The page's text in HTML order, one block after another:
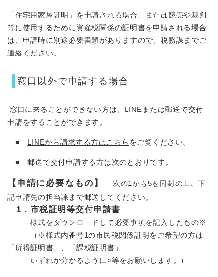
「住宅用家屋証明」を申請される場合、または競売や裁判
等に使用するために資産税関係の証明書を申請される場合
は、申請時に別途必要書類がありますので、税務課までご
連絡ください。
窓口以外で申請する場合
窓口に来ることができない方は、LINEまたは郵送で交付
申請をすることができます。
■ LINEから請求する方はこちら をご覧ください。
■ 郵送で交付申請する方は次のとおりです。
【申請に必要なもの】
次の1から5を同封の上、下
記申請先の担当課まで郵送してください。
1．市税証明等交付申請書
様式をダウンロードして必要事項を記入したもの※
（※様式内番号1の市民税関係証明をご希望の方は
「所得証明書」、「課税証明書」
いずれか分かるように○等をお願いします。）